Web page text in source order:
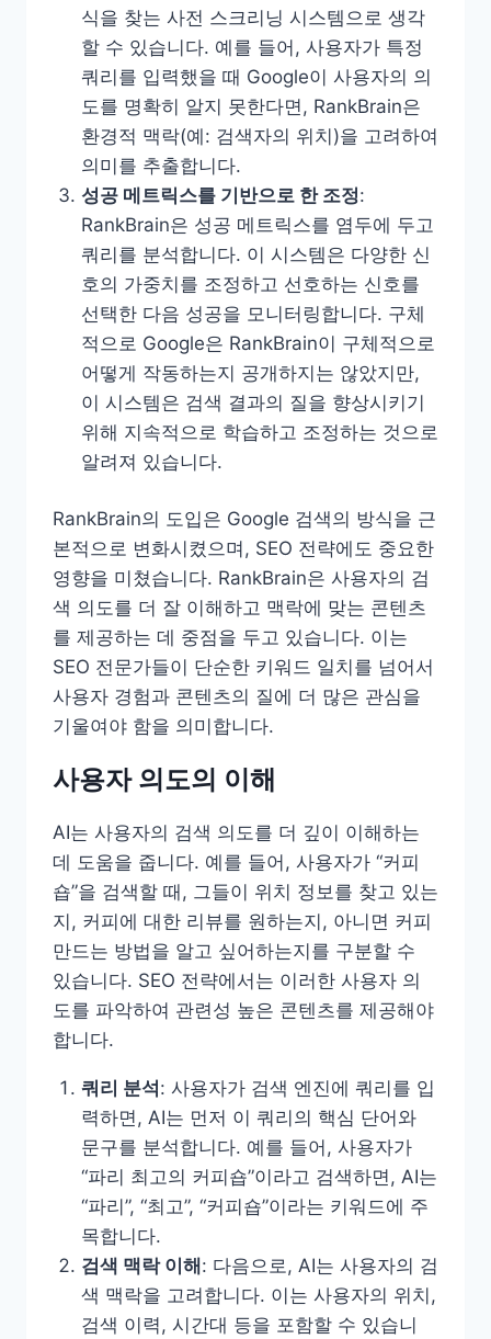
식을 찾는 사전 스크리닝 시스템으로 생각
할 수 있습니다. 예를 들어, 사용자가 특정
쿼리를 입력했을 때 Google이 사용자의 의
도를 명확히 알지 못한다면, RankBrain은
환경적 맥락(예: 검색자의 위치)을 고려하여
의미를 추출합니다​​.
성공 메트릭스를 기반으로 한 조정:
RankBrain은 성공 메트릭스를 염두에 두고
쿼리를 분석합니다. 이 시스템은 다양한 신
호의 가중치를 조정하고 선호하는 신호를
선택한 다음 성공을 모니터링합니다. 구체
적으로 Google은 RankBrain이 구체적으로
어떻게 작동하는지 공개하지는 않았지만,
이 시스템은 검색 결과의 질을 향상시키기
위해 지속적으로 학습하고 조정하는 것으로
알려져 있습니다​​.
RankBrain의 도입은 Google 검색의 방식을 근
본적으로 변화시켰으며, SEO 전략에도 중요한
영향을 미쳤습니다. RankBrain은 사용자의 검
색 의도를 더 잘 이해하고 맥락에 맞는 콘텐츠
를 제공하는 데 중점을 두고 있습니다. 이는
SEO 전문가들이 단순한 키워드 일치를 넘어서
사용자 경험과 콘텐츠의 질에 더 많은 관심을
기울여야 함을 의미합니다.
사용자 의도의 이해
AI는 사용자의 검색 의도를 더 깊이 이해하는
데 도움을 줍니다. 예를 들어, 사용자가 “커피
숍”을 검색할 때, 그들이 위치 정보를 찾고 있는
지, 커피에 대한 리뷰를 원하는지, 아니면 커피
만드는 방법을 알고 싶어하는지를 구분할 수
있습니다. SEO 전략에서는 이러한 사용자 의
도를 파악하여 관련성 높은 콘텐츠를 제공해야
합니다.
쿼리 분석 : 사용자가 검색 엔진에 쿼리를 입
력하면, AI는 먼저 이 쿼리의 핵심 단어와
문구를 분석합니다. 예를 들어, 사용자가
“파리 최고의 커피숍”이라고 검색하면, AI는
“파리”, “최고”, “커피숍”이라는 키워드에 주
목합니다.
검색 맥락 이해 : 다음으로, AI는 사용자의 검
색 맥락을 고려합니다. 이는 사용자의 위치,
검색 이력, 시간대 등을 포함할 수 있습니